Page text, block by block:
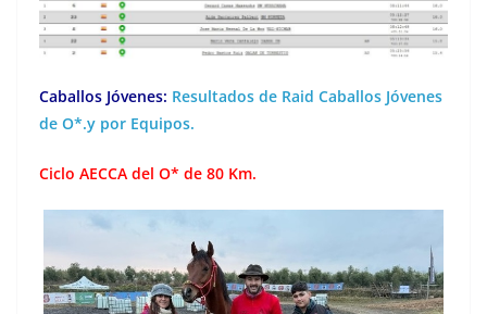
Caballos Jóvenes: Resultados de Raid Caballos Jóvenes
de O*.y por Equipos.
Ciclo AECCA del O* de 80 Km.